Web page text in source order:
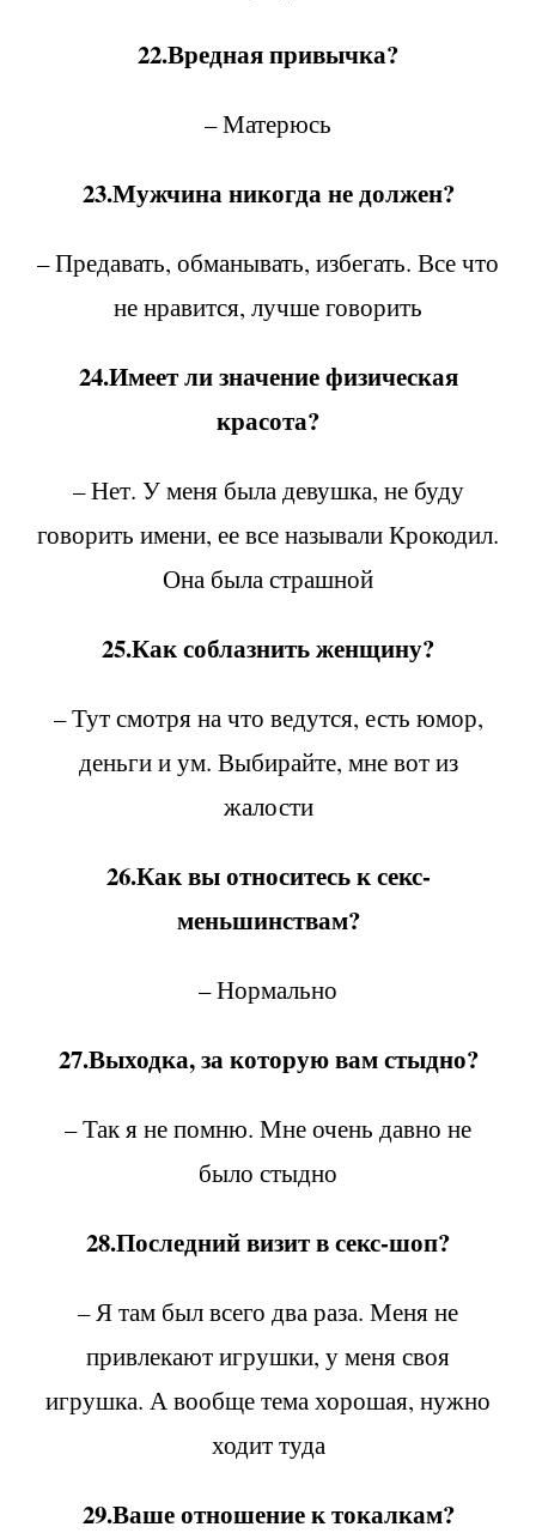
22.Вредная привычка?
– Матерюсь
23.Мужчина никогда не должен?
– Предавать, обманывать, избегать. Все что
не нравится, лучше говорить
24.Имеет ли значение физическая
красота?
– Нет. У меня была девушка, не буду
говорить имени, ее все называли Крокодил.
Она была страшной
25.Как соблазнить женщину?
– Тут смотря на что ведутся, есть юмор,
деньги и ум. Выбирайте, мне вот из
жалости
26.Как вы относитесь к секс-
меньшинствам?
– Нормально
27.Выходка, за которую вам стыдно?
– Так я не помню. Мне очень давно не
было стыдно
28.Последний визит в секс-шоп?
– Я там был всего два раза. Меня не
привлекают игрушки, у меня своя
игрушка. А вообще тема хорошая, нужно
ходит туда
29.Ваше отношение к токалкам?